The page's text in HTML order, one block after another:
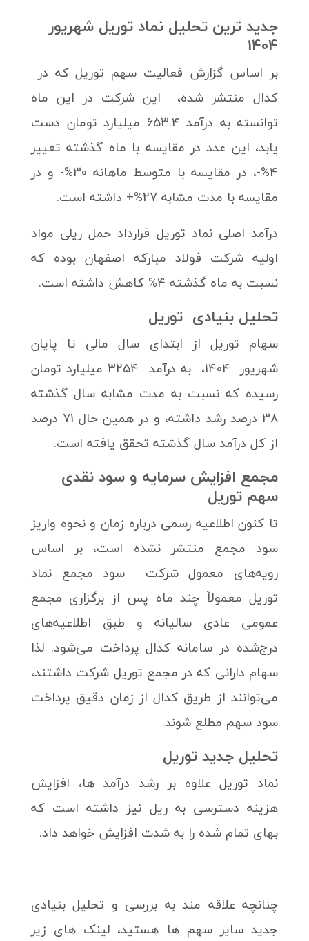
جدید ترین تحلیل نماد توریل شهریور
1404
بر اساس گزارش فعالیت سهم توریل که در
کدال منتشر شده، این شرکت در این ماه
توانسته به درآمد 653.4 میلیارد تومان دست
یابد، این عدد در مقایسه با ماه گذشته تغییر
4%-، در مقایسه با متوسط ماهانه 30%- و در
مقایسه با مدت مشابه 27%+ داشته است.
درآمد اصلی نماد توریل قرارداد حمل ریلی مواد
اولیه شرکت فولاد مبارکه اصفهان بوده که
نسبت به ماه گذشته 4% کاهش داشته است.
تحلیل بنیادی توریل
سهام توریل از ابتدای سال مالی تا پایان
شهریور 1404، به درآمد 3254 میلیارد تومان
رسیده که نسبت به مدت مشابه سال گذشته
38 درصد رشد داشته، و در همین حال 71 درصد
از کل درآمد سال گذشته تحقق یافته است.
مجمع افزایش سرمایه و سود نقدی
سهم توریل
تا کنون اطلاعیه رسمی درباره زمان و نحوه واریز
سود مجمع منتشر نشده است، بر اساس
رویه‌های معمول شرکت سود مجمع نماد
توریل معمولاً چند ماه پس از برگزاری مجمع
عمومی عادی سالیانه و طبق اطلاعیه‌های
درج‌شده در سامانه کدال پرداخت می‌شود. لذا
سهام دارانی که در مجمع توریل شرکت داشتند،
می‌توانند از طریق کدال از زمان دقیق پرداخت
سود سهم مطلع شوند.
تحلیل جدید توریل
نماد توریل علاوه بر رشد درآمد ها، افزایش
هزینه دسترسی به ریل نیز داشته است که
بهای تمام شده را به شدت افزایش خواهد داد.
چنانچه علاقه مند به بررسی و تحلیل بنیادی
جدید سایر سهم ها هستید، لینک های زیر